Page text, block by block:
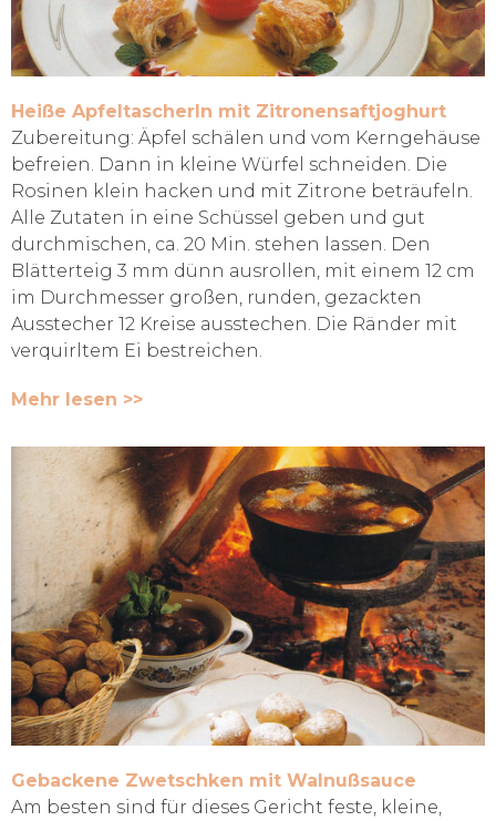
Heiße Apfeltascherln mit Zitronensaftjoghurt
Zubereitung: Äpfel schälen und vom Kerngehäuse
befreien. Dann in kleine Würfel schneiden. Die
Rosinen klein hacken und mit Zitrone beträufeln.
Alle Zutaten in eine Schüssel geben und gut
durchmischen, ca. 20 Min. stehen lassen. Den
Blätterteig 3 mm dünn ausrollen, mit einem 12 cm
im Durchmesser großen, runden, gezackten
Ausstecher 12 Kreise ausstechen. Die Ränder mit
verquirltem Ei bestreichen.
Mehr lesen >>
Gebackene Zwetschken mit Walnußsauce
Am besten sind für dieses Gericht feste, kleine,